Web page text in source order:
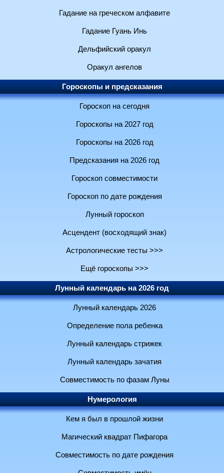
Гадание на греческом алфавите
Гадание Гуань Инь
Дельфийский оракул
Оракул ангелов
Гороскопы и предсказания
Гороскоп на сегодня
Гороскопы на 2027 год
Гороскопы на 2026 год
Предсказания на 2026 год
Гороскоп совместимости
Гороскоп по дате рождения
Лунный гороскоп
Асцендент (восходящий знак)
Астрологические тесты >>>
Ещё гороскопы >>>
Лунный календарь на 2026 год
Лунный календарь 2026
Определение пола ребенка
Лунный календарь стрижек
Лунный календарь зачатия
Совместимость по фазам Луны
Нумерология
Кем я был в прошлой жизни
Магический квадрат Пифагора
Совместимость по дате рождения